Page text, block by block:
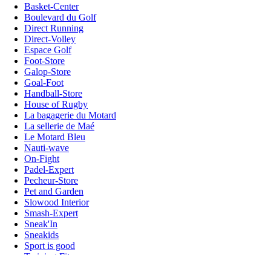
Basket-Center
Boulevard du Golf
Direct Running
Direct-Volley
Espace Golf
Foot-Store
Galop-Store
Goal-Foot
Handball-Store
House of Rugby
La bagagerie du Motard
La sellerie de Maé
Le Motard Bleu
Nauti-wave
On-Fight
Padel-Expert
Pecheur-Store
Pet and Garden
Slowood Interior
Smash-Expert
Sneak'In
Sneakids
Sport is good